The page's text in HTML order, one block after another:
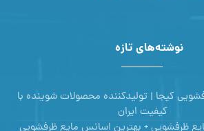
نوشته‌های تازه
کیجا | تولیدکننده محصولات شوینده با
کیفیت ایران
ظرفشویی + بهترین اسانس مایع ظرفشویی